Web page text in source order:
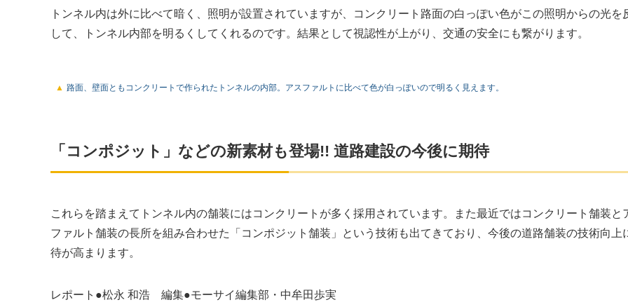
トンネル内は外に比べて暗く、照明が設置されていますが、コンクリート路面の白っぽい色がこの照明からの光を
して、トンネル内部を明るくしてくれるのです。結果として視認性が上がり、交通の安全にも繋がります。
路面、壁面ともコンクリートで作られたトンネルの内部。アスファルトに比べて色が白っぽいので明るく見えます。
「コンポジット」などの新素材も登場!! 道路建設の今後に期待
これらを踏まえてトンネル内の舗装にはコンクリートが多く採用されています。また最近ではコンクリート舗装と
ファルト舗装の長所を組み合わせた「コンポジット舗装」という技術も出てきており、今後の道路舗装の技術向上
待が高まります。
レポート●松永 和浩 編集●モーサイ編集部・中牟田歩実